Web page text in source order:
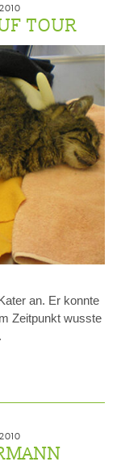
TOUR
an. Er konnte
Zeitpunkt wusste